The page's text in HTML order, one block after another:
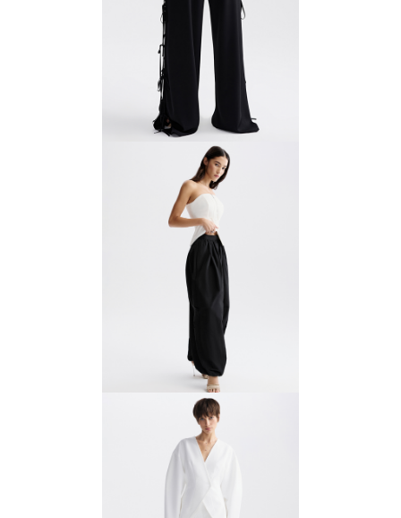
Брюки с завязками
7700 ₽
11 000 ₽
Брюки аладдины из тафты
10 400 ₽
13 000 ₽